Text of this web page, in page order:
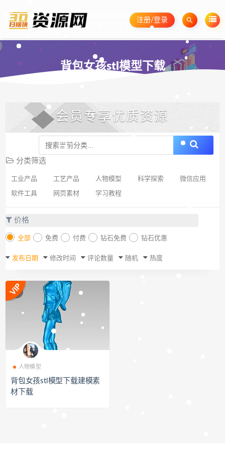
注册/登录
背包女孩stl模型下载
会员专享优质资源
分类筛选
工业产品 工艺产品 人物模型 科学探索 微信应用
软件工具 网页素材 学习教程
价格
全部 免费 付费 钻石免费 钻石优惠
发布日期 修改时间 评论数量 随机 热度
人物模型
背包女孩stl模型下载建模素
材下载